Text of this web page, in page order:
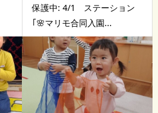
保護中: 4/1 ステーション
｢🌸マリモ合同入園...